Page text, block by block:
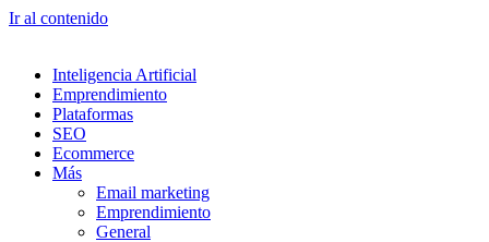
Ir al contenido
Inteligencia Artificial
Emprendimiento
Plataformas
SEO
Ecommerce
Más
Email marketing
Emprendimiento
General